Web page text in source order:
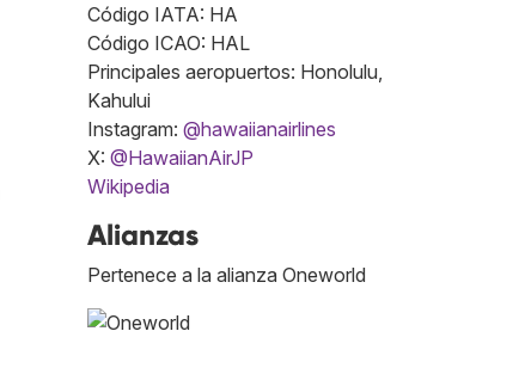
Código IATA: HA
Código ICAO: HAL
Principales aeropuertos: Honolulu,
Kahului
Instagram: @hawaiianairlines
X: @HawaiianAirJP
Wikipedia
Alianzas
Pertenece a la alianza Oneworld